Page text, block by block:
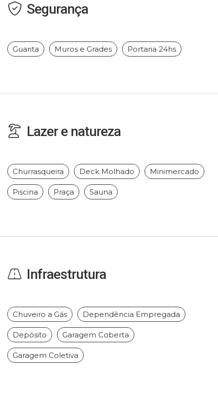
Segurança
Guarita Muros e Grades Portaria 24hs
Lazer e natureza
Churrasqueira Deck Molhado Minimercado
Piscina Praça Sauna
Infraestrutura
Chuveiro a Gás Dependência Empregada
Depósito Garagem Coberta
Garagem Coletiva